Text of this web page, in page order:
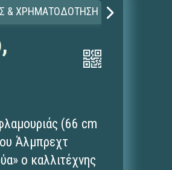
& ΧΡΗΜΑΤΟΔΟΤΗΣΗ
(66 cm
Άλμπρεχτ
ο καλλιτέχνης